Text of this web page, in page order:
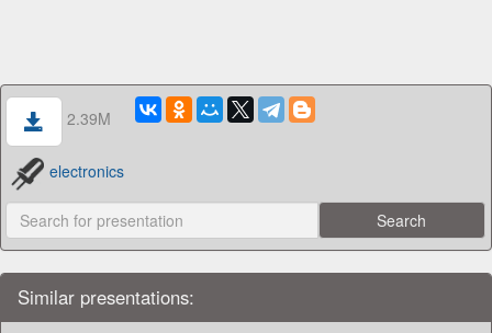
2.39M
electronics
Similar presentations: